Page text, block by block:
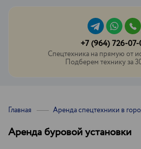
+7 (964) 726-
Спецтехника на прямую от
Подберем технику за
Главная Аренда спецтехники в
Аренда буровой установки